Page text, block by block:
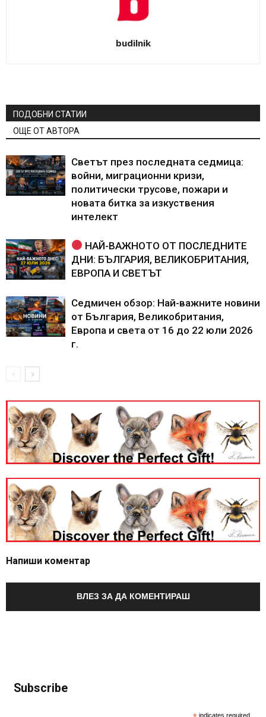
budilnik
ПОДОБНИ СТАТИИ
ОЩЕ ОТ АВТОРА
Светът през последната седмица:
войни, миграционни кризи,
политически трусове, пожари и
новата битка за изкуствения
интелект
НАЙ-ВАЖНОТО ОТ ПОСЛЕДНИТЕ
ДНИ: БЪЛГАРИЯ, ВЕЛИКОБРИТАНИЯ,
ЕВРОПА И СВЕТЪТ
Седмичен обзор: Най-важните новини
от България, Великобритания,
Европа и света от 16 до 22 юли 2026
г.
Напиши коментар
ВЛЕЗ ЗА ДА КОМЕНТИРАШ
Subscribe
indicates required